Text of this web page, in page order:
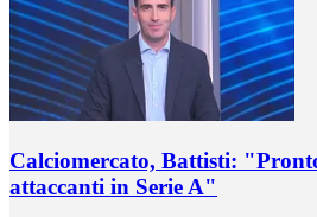
Calciomercato, Battisti:
attaccanti in Serie A"